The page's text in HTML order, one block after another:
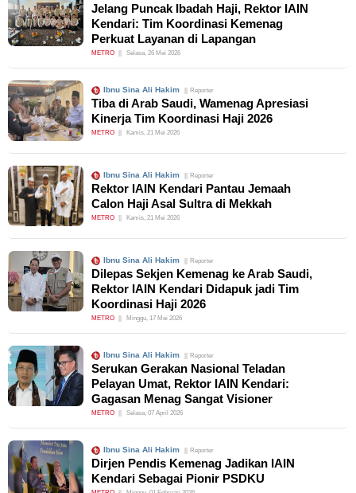
Jelang Puncak Ibadah Haji, Rektor IAIN
Kendari: Tim Koordinasi Kemenag
Perkuat Layanan di Lapangan
METRO Selasa, 26 Mei 2026
Ibnu Sina Ali Hakim Reporter
Tiba di Arab Saudi, Wamenag Apresiasi
Kinerja Tim Koordinasi Haji 2026
METRO Kamis, 21 Mei 2026
Ibnu Sina Ali Hakim Reporter
Rektor IAIN Kendari Pantau Jemaah
Calon Haji Asal Sultra di Mekkah
METRO Kamis, 21 Mei 2026
Ibnu Sina Ali Hakim Reporter
Dilepas Sekjen Kemenag ke Arab Saudi,
Rektor IAIN Kendari Didapuk jadi Tim
Koordinasi Haji 2026
METRO Minggu, 17 Mei 2026
Ibnu Sina Ali Hakim Reporter
Serukan Gerakan Nasional Teladan
Pelayan Umat, Rektor IAIN Kendari:
Gagasan Menag Sangat Visioner
METRO Selasa, 07 April 2026
Ibnu Sina Ali Hakim Reporter
Dirjen Pendis Kemenag Jadikan IAIN
Kendari Sebagai Pionir PSDKU